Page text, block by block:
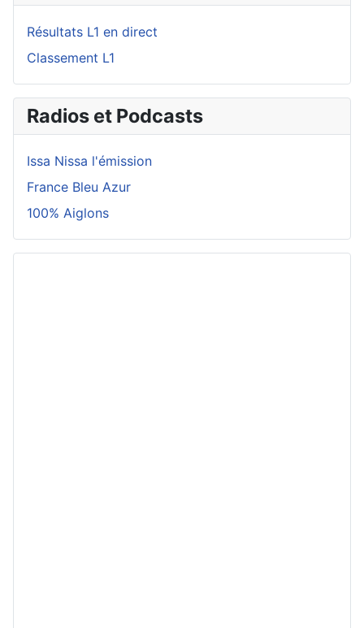
Résultats L1 en direct
Classement L1
Radios et Podcasts
Issa Nissa l'émission
France Bleu Azur
100% Aiglons